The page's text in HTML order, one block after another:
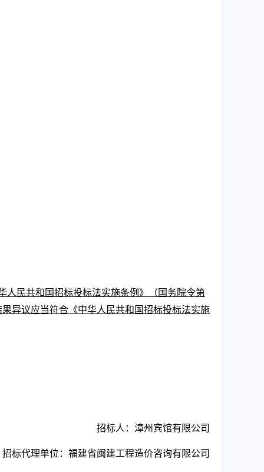
人民共和国招标投标法实施条例》（国务院令第
异议应当符合《中华人民共和国招标投标法实施
招标人： 漳州宾馆有限公司
招标代理单位： 福建省闽建工程造价咨询有限公司